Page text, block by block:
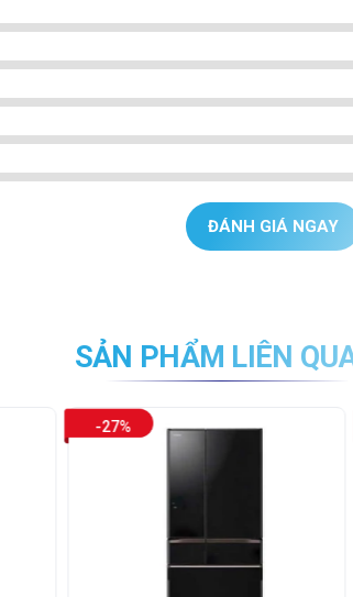
ĐÁNH GIÁ NGAY
SẢN PHẨM LIÊN
-27%